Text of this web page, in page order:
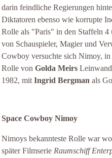
darin feindliche Regierungen
Diktatoren ebenso wie korrupte
Rolle als "Paris" in den Staffeln 4
von Schauspieler, Magier und
Cowboy versuchte sich Nimoy, in
Rolle von Golda Meirs
1982, mit Ingrid Bergman als
Space Cowboy Nimoy
Nimoys bekannteste Rolle war
später Filmserie Raumschiff